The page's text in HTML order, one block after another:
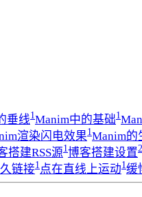
垂线1Manim中的基础1
渲染闪电效果1Manim的
搭建RSS源1博客搭建设置2
链接1点在直线上运动1缓